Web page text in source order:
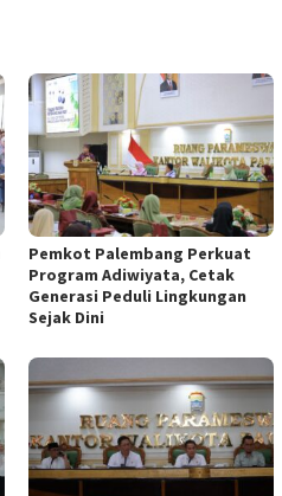
Pemkot Palembang Perkuat
Program Adiwiyata, Cetak
Generasi Peduli Lingkungan
Sejak Dini